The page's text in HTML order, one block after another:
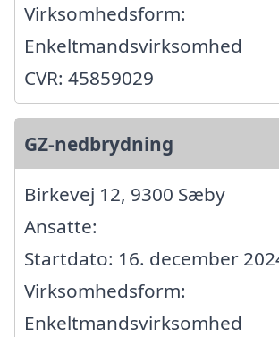
Virksomhedsform:
Enkeltmandsvirksomhed
CVR: 45859029
GZ-nedbrydning
Birkevej 12, 9300 Sæby
Ansatte:
Startdato: 16. december
Virksomhedsform:
Enkeltmandsvirksomhed